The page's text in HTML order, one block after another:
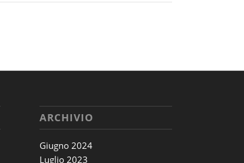
ARCHIVIO
Giugno 2024
Luglio 2023